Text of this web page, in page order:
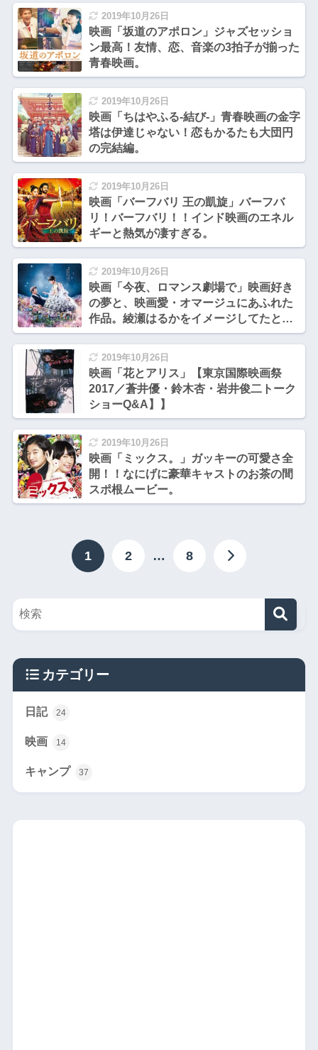
2019年10月26日
映画「坂道のアポロン」ジャズセッショ
ン最高！友情、恋、音楽の3拍子が揃った
青春映画。
2019年10月26日
映画「ちはやふる-結び-」青春映画の金字
塔は伊達じゃない！恋もかるたも大団円
の完結編。
2019年10月26日
映画「バーフバリ 王の凱旋」バーフバ
リ！バーフバリ！！インド映画のエネル
ギーと熱気が凄すぎる。
2019年10月26日
映画「今夜、ロマンス劇場で」映画好き
の夢と、映画愛・オマージュにあふれた
作品。綾瀬はるかをイメージしてたとし
か思えない脚本の純愛ラブストーリー。
2019年10月26日
映画「花とアリス」【東京国際映画祭
2017／蒼井優・鈴木杏・岩井俊二トーク
ショーQ&A】】
2019年10月26日
映画「ミックス。」ガッキーの可愛さ全
開！！なにげに豪華キャストのお茶の間
スポ根ムービー。
1 2 … 8
カテゴリー
日記 24
映画 14
キャンプ 37